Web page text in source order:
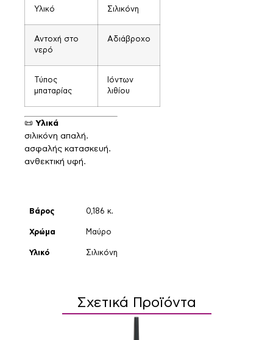
Υλικό Σιλικόνη
Αντοχή στο
νερό
Αδιάβροχο
Τύπος
μπαταρίας
Ιόντων
λιθίου
📜 Υλικά
σιλικόνη απαλή.
ασφαλής κατασκευή.
ανθεκτική υφή.
Βάρος 0,186 κ.
Χρώμα Μαύρο
Υλικό Σιλικόνη
Σχετικά Προϊόντα